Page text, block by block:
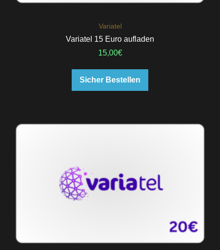
Variatel
Variatel 15 Euro aufladen
15,00€
Sicher Bestellen